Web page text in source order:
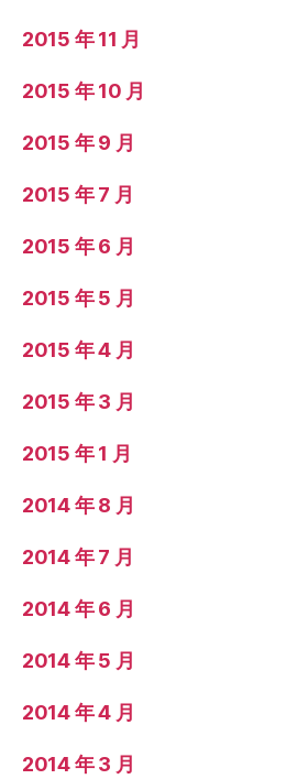
2015 年 11 月
2015 年 10 月
2015 年 9 月
2015 年 7 月
2015 年 6 月
2015 年 5 月
2015 年 4 月
2015 年 3 月
2015 年 1 月
2014 年 8 月
2014 年 7 月
2014 年 6 月
2014 年 5 月
2014 年 4 月
2014 年 3 月